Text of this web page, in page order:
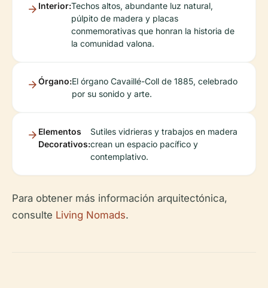
Interior:Techos altos, abundante luz natural,
púlpito de madera y placas
conmemorativas que honran la historia de
la comunidad valona.
Órgano:El órgano Cavaillé-Coll de 1885, celebrado
por su sonido y arte.
Elementos
Decorativos:
Sutiles vidrieras y trabajos en madera
crean un espacio pacífico y
contemplativo.
Para obtener más información arquitectónica,
consulte Living Nomads.